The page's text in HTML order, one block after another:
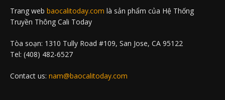
Trang web baocalitoday.com là sản phẩm của Hệ Thống
Truyền Thông Cali Today
Tòa soạn: 1310 Tully Road #109, San Jose, CA 95122
Tel: (408) 482-6527
Contact us: nam@baocalitoday.com